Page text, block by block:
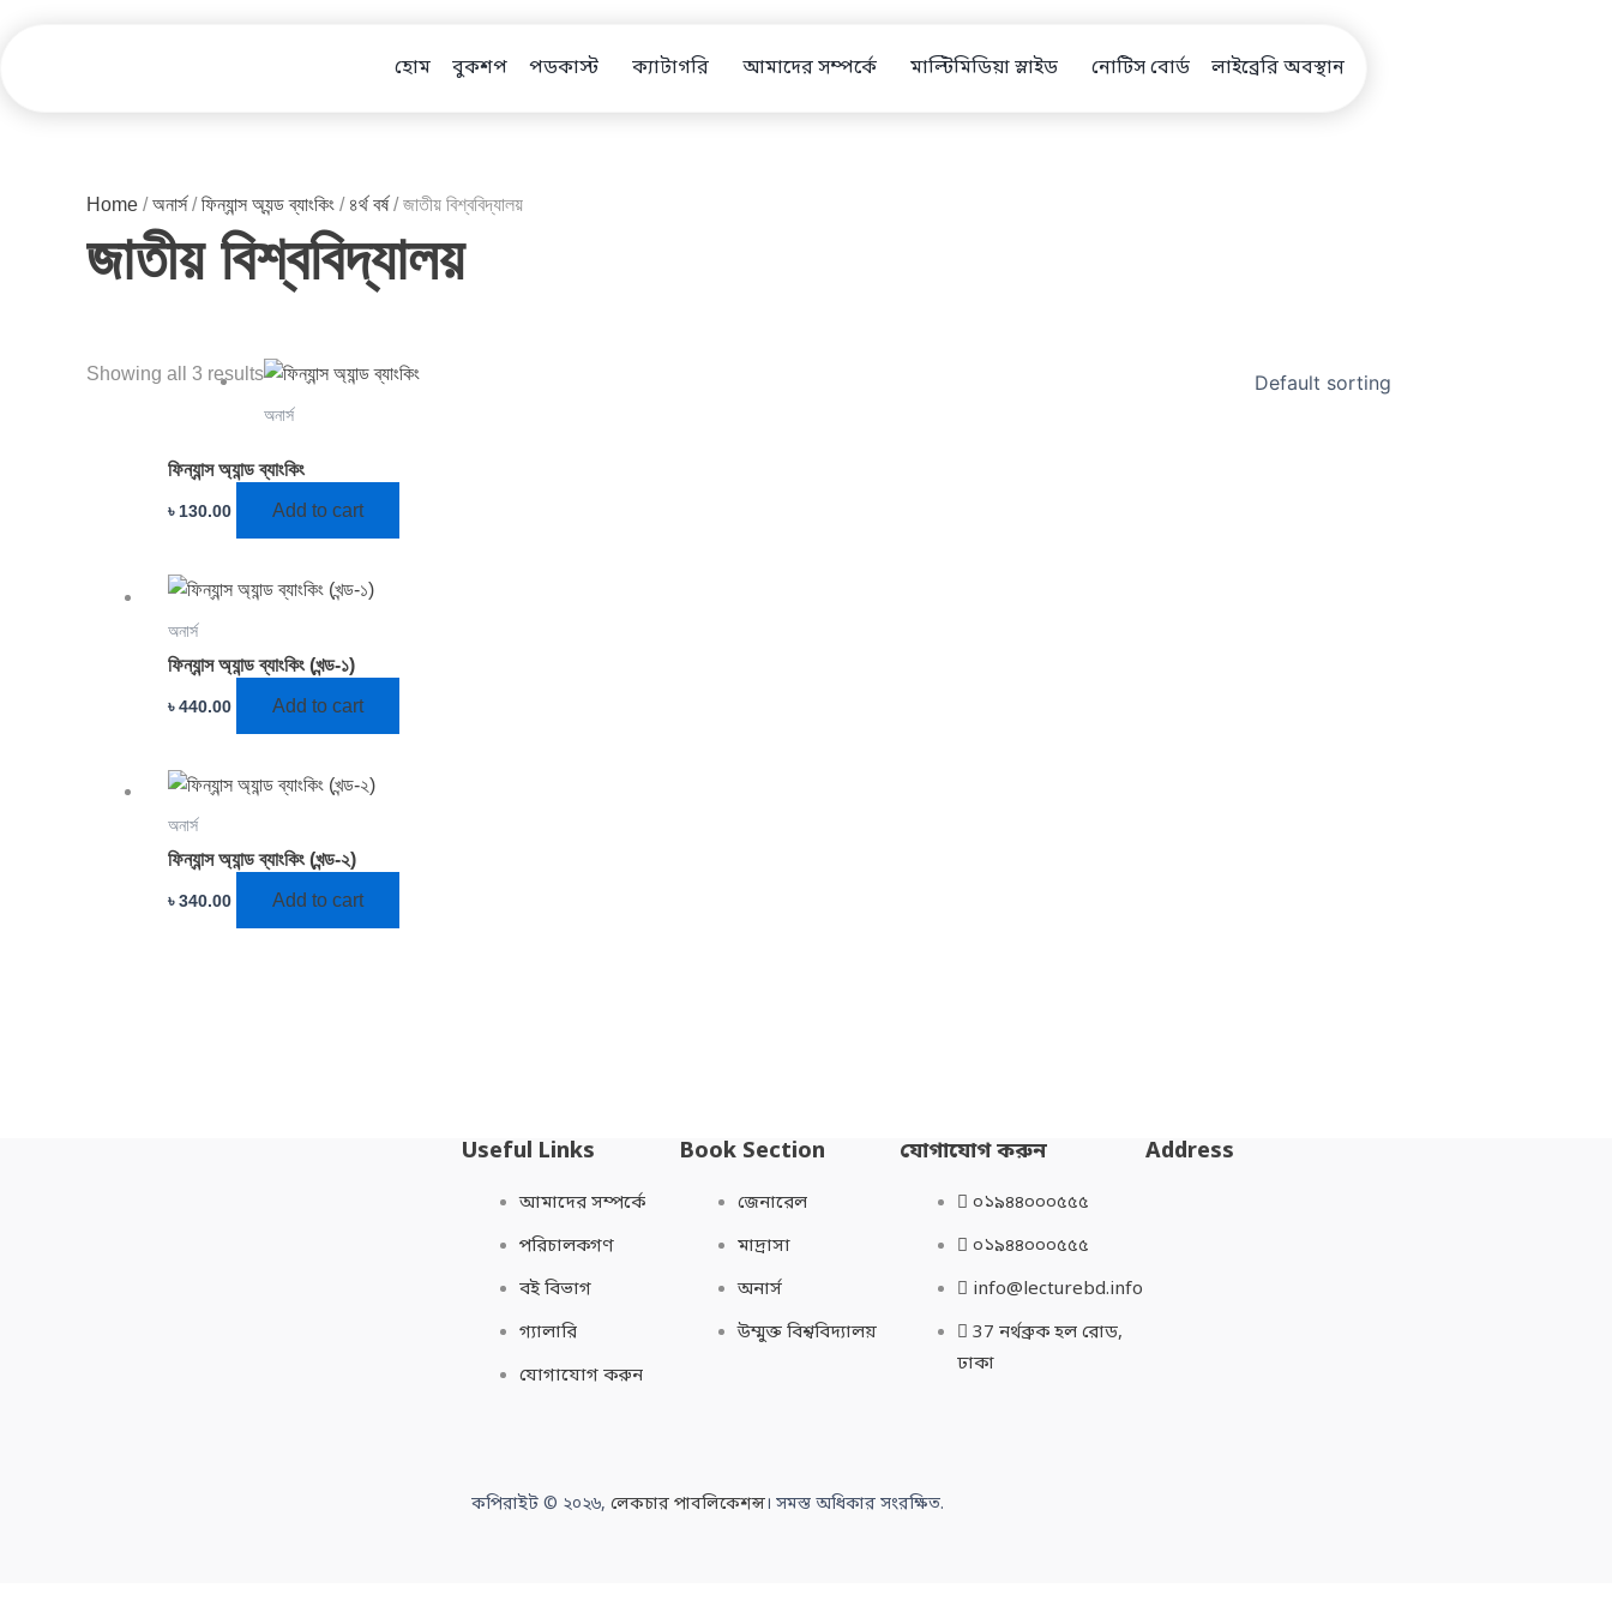
হোম বুকশপ পডকাস্ট ক্যাটাগরি আমাদের সম্পর্কে মাল্টিমিডিয়া স্লাইড নোটিস বোর্ড লাইব্রেরি অবস্থান
Home /অনার্স /ফিন্যান্স অ্যন্ড ব্যাংকিং / ৪র্থ বর্ষ / জাতীয় বিশ্ববিদ্যালয়
জাতীয় বিশ্ববিদ্যালয়
Showing all 3 results
অনার্স
ফিন্যান্স অ্যান্ড ব্যাংকিং
৳ 130.00 Add to cart
অনার্স
ফিন্যান্স অ্যান্ড ব্যাংকিং (খন্ড-১)
৳440.00 Add to cart
অনার্স
ফিন্যান্স অ্যান্ড ব্যাংকিং (খন্ড-২)
৳340.00 Add to cart
Useful Links
আমাদের সম্পর্কে
পরিচালকগণ
বই বিভাগ
গ্যালারি
যোগাযোগ করুন
Book Section
জেনারেল
মাদ্রাসা
অনার্স
উম্মুক্ত বিশ্ববিদ্যালয়
যোগাযোগ করুন
০১৯৪৪০০০৫৫৫
০১৯৪৪০০০৫৫৫
info@lecturebd.info
37 নর্থব্রুক হল রোড,
ঢাকা
Address
কপিরাইট © ২০২৬, লেকচার পাবলিকেশন্স। সমস্ত অধিকার সংরক্ষিত.